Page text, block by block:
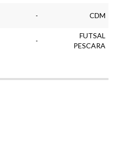
- CDM
-
FUTSAL
PESCARA